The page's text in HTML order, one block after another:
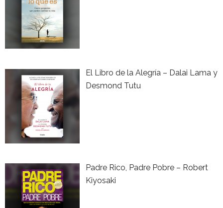
El Libro de la Alegría – Dalai Lama y
Desmond Tutu
Padre Rico, Padre Pobre – Robert
Kiyosaki